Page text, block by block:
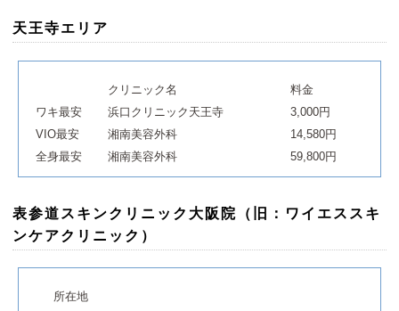
天王寺エリア
クリニック名
料金
ワキ最安
浜口クリニック天王寺
3,000円
VIO最安
湘南美容外科
14,580円
全身最安
湘南美容外科 59,800円
表参道スキンクリニック大阪院（旧：ワイエススキ
ンケアクリニック）
所在地